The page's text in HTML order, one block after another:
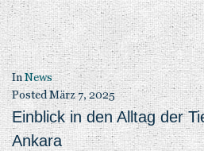
InNews
PostedMärz 7, 2025
Einblick in den Alltag der
Ankara